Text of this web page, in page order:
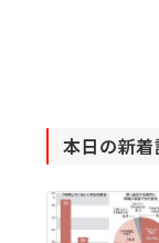
本日の新